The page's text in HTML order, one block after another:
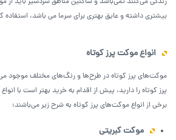
بیشتری داشته و عایق بهتری برای سرما می باشد، استفاده
انواع موکت پرز کوتاه
موکت‌های پرز کوتاه در طرح‌ها و رنگ‌های مختلف موجود
پرز کوتاه را دارید، پیش از اقدام به خرید بهتر است با
برخی از انواع موکت‌های پرز کوتاه به شرح زیر می‌باشند:
موکت کبریتی